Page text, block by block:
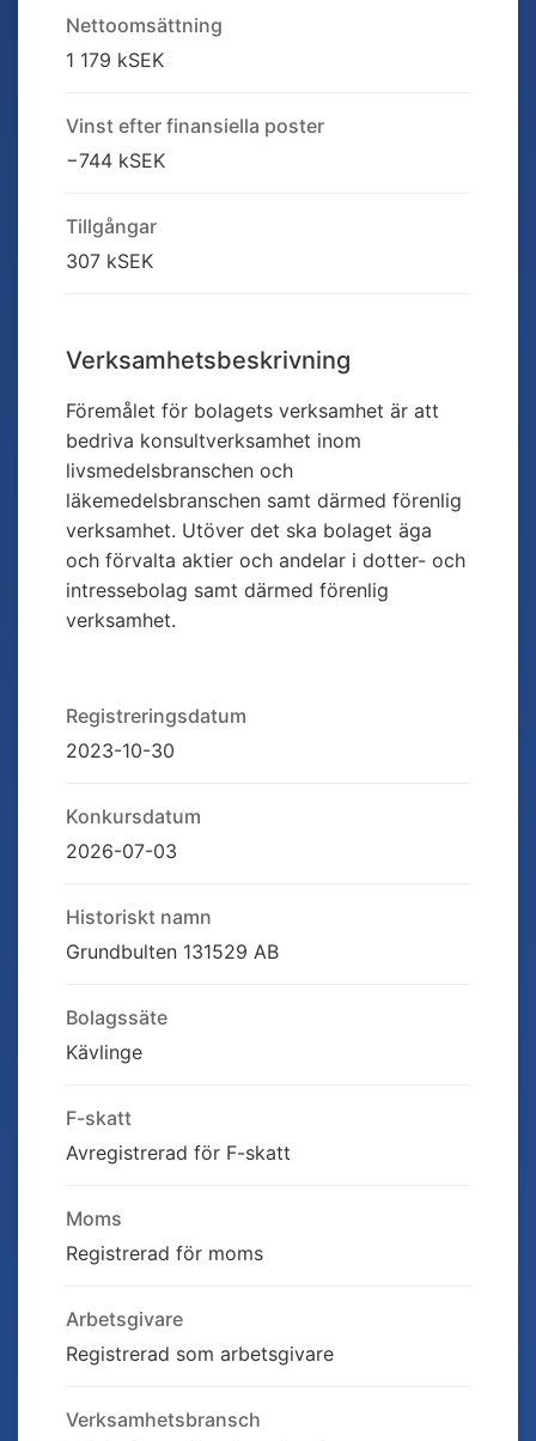
Nettoomsättning
1 179 kSEK
Vinst efter finansiella poster
−744 kSEK
Tillgångar
307 kSEK
Verksamhetsbeskrivning
Föremålet för bolagets verksamhet är att
bedriva konsultverksamhet inom
livsmedelsbranschen och
läkemedelsbranschen samt därmed förenlig
verksamhet. Utöver det ska bolaget äga
och förvalta aktier och andelar i dotter- och
intressebolag samt därmed förenlig
verksamhet.
Registreringsdatum
2023-10-30
Konkursdatum
2026-07-03
Historiskt namn
Grundbulten 131529 AB
Bolagssäte
Kävlinge
F-skatt
Avregistrerad för F-skatt
Moms
Registrerad för moms
Arbetsgivare
Registrerad som arbetsgivare
Verksamhetsbransch